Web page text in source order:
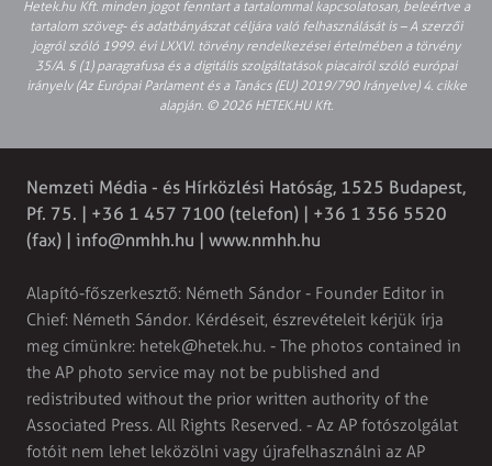
Hetek.hu Kft. minden jogot fenntart a tartalommal kapcsolatosan, beleértve a
tartalom szöveg- és adatbányászat céljára való felhasználását is – A szerzői
jogról szóló 1999. évi LXXVI. törvény rendelkezései értelmében a törvény
35/A. § (1) paragrafusa és a digitális szolgáltatások piacairól szóló európai
irányelv (Az Európai Parlament és a Tanács (EU) 2019/790 Irányelve) 4. cikke
alapján. © 2026 HETEK.HU Kft.
Nemzeti Média - és Hírközlési Hatóság, 1525 Budapest,
Pf. 75. | +36 1 457 7100 (telefon) | +36 1 356 5520
(fax) | info@nmhh.hu | www.nmhh.hu
Alapító-főszerkesztő: Németh Sándor - Founder Editor in
Chief: Németh Sándor. Kérdéseit, észrevételeit kérjük írja
meg címünkre: hetek@hetek.hu. - The photos contained in
the AP photo service may not be published and
redistributed without the prior written authority of the
Associated Press. All Rights Reserved. - Az AP fotószolgálat
fotóit nem lehet leközölni vagy újrafelhasználni az AP